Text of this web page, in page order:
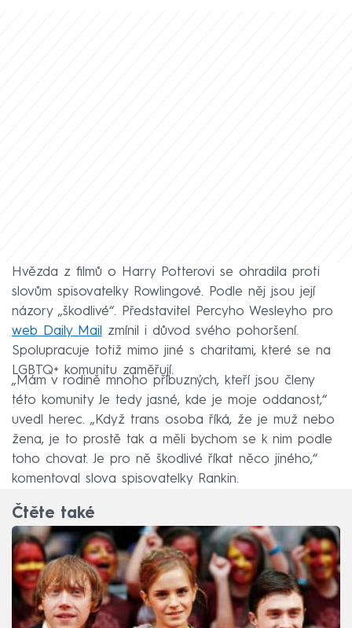
Hvězda z filmů o Harry Potterovi se ohradila proti
slovům spisovatelky Rowlingové. Podle něj jsou její
názory „škodlivé“. Představitel Percyho Wesleyho pro
web Daily Mail
zmínil i důvod svého pohoršení.
Spolupracuje totiž mimo jiné s charitami, které se na
LGBTQ+ komunitu zaměřují.
„Mám v rodině mnoho příbuzných, kteří jsou členy
této komunity Je tedy jasné, kde je moje oddanost,“
uvedl herec. „Když trans osoba říká, že je muž nebo
žena, je to prostě tak a měli bychom se k nim podle
toho chovat. Je pro ně škodlivé říkat něco jiného,“
komentoval slova spisovatelky Rankin.
Čtěte také